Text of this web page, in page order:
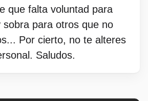
que falta voluntad para
sobra para otros que no
Por cierto, no te alteres
Saludos.